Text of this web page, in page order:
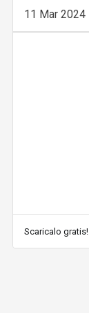
11 Mar 2024
Scaricalo gratis!